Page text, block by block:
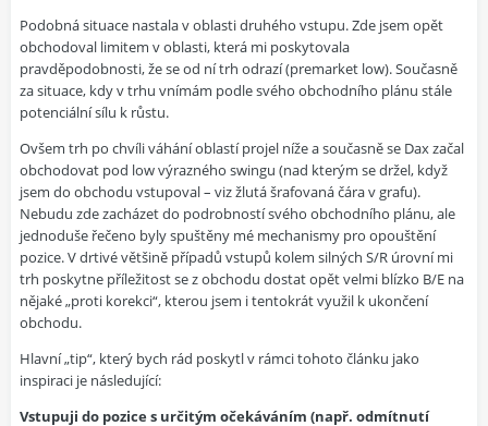
Podobná situace nastala v oblasti druhého vstupu. Zde jsem opět
obchodoval limitem v oblasti, která mi poskytovala
pravděpodobnosti, že se od ní trh odrazí (premarket low). Současně
za situace, kdy v trhu vnímám podle svého obchodního plánu stále
potenciální sílu k růstu.
Ovšem trh po chvíli váhání oblastí projel níže a současně se Dax začal
obchodovat pod low výrazného swingu (nad kterým se držel, když
jsem do obchodu vstupoval – viz žlutá šrafovaná čára v grafu).
Nebudu zde zacházet do podrobností svého obchodního plánu, ale
jednoduše řečeno byly spuštěny mé mechanismy pro opouštění
pozice. V drtivé většině případů vstupů kolem silných S/R úrovní mi
trh poskytne příležitost se z obchodu dostat opět velmi blízko B/E na
nějaké „proti korekci“, kterou jsem i tentokrát využil k ukončení
obchodu.
Hlavní „tip“, který bych rád poskytl v rámci tohoto článku jako
inspiraci je následující:
Vstupuji do pozice s určitým očekáváním (např. odmítnutí